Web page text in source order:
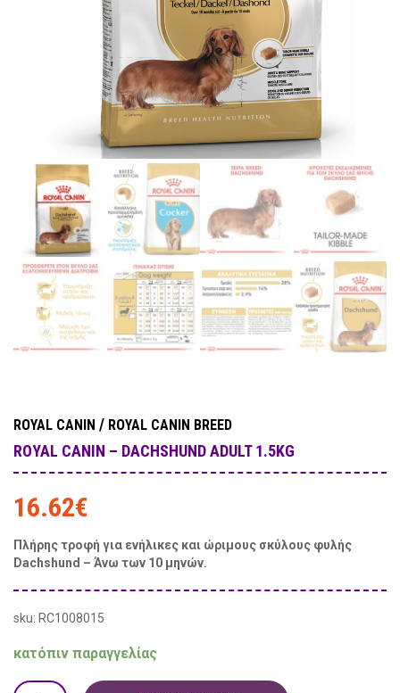
ROYAL CANIN / ROYAL CANIN BREED
ROYAL CANIN – DACHSHUND ADULT 1.5KG
16.62€
Πλήρης τροφή για ενήλικες και ώριμους σκύλους φυλής
Dachshund – Άνω των 10 μηνών.
sku: RC1008015
κατόπιν παραγγελίας